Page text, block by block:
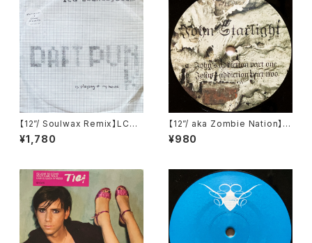
【12”/ Soulwax Remix】LCD
Soundsystem / Daft Punk I
s Playing At My House (DF
¥1,780
【12”/ aka Zombie Nation】J
ohn Starlight / John's Addi
ction (Television Records)
¥980